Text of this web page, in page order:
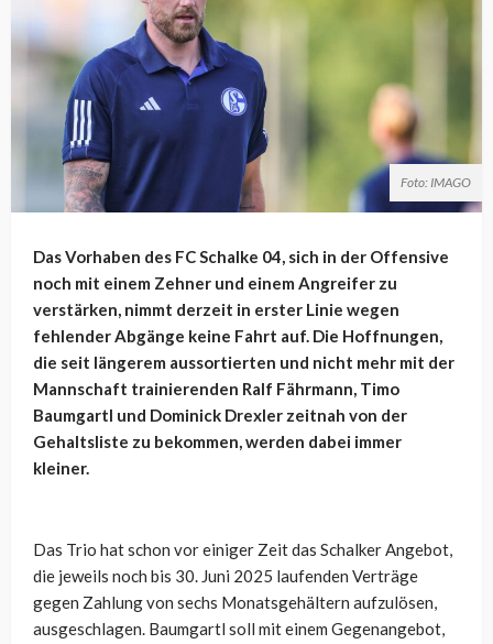
Foto: IMAGO
Das Vorhaben des FC Schalke 04, sich in der Offensive
noch mit einem Zehner und einem Angreifer zu
verstärken, nimmt derzeit in erster Linie wegen
fehlender Abgänge keine Fahrt auf. Die Hoffnungen,
die seit längerem aussortierten und nicht mehr mit der
Mannschaft trainierenden Ralf Fährmann, Timo
Baumgartl und Dominick Drexler zeitnah von der
Gehaltsliste zu bekommen, werden dabei immer
kleiner.
Das Trio hat schon vor einiger Zeit das Schalker Angebot,
die jeweils noch bis 30. Juni 2025 laufenden Verträge
gegen Zahlung von sechs Monatsgehältern aufzulösen,
ausgeschlagen. Baumgartl soll mit einem Gegenangebot,